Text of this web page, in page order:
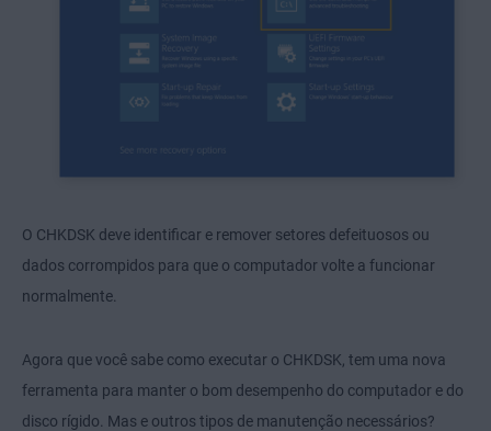
O CHKDSK deve identificar e remover setores defeituosos ou
dados corrompidos para que o computador volte a funcionar
normalmente.
Agora que você sabe como executar o CHKDSK, tem uma nova
ferramenta para manter o bom desempenho do computador e do
disco rígido. Mas e outros tipos de manutenção necessários?